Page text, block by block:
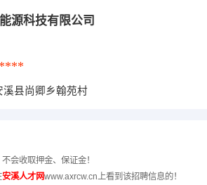
源科技有限公司
****
溪县尚卿乡翰苑村
会收取押金、保证金！
安溪人才网www.axrcw.cn上看到该招聘信息的！